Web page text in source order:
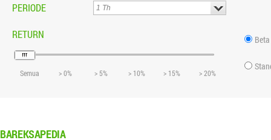
PERIODE
RETURN
Semua > 0% > 5% > 10% > 15% > 20%
Beta
BAREKSAPEDIA